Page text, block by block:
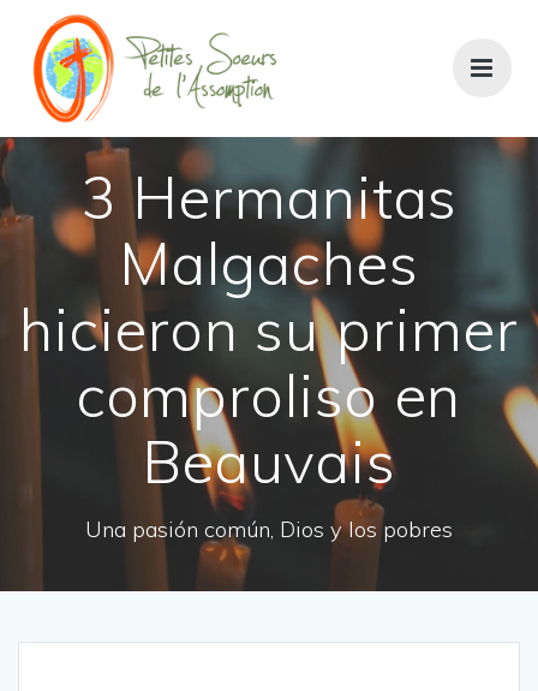
contenido
3 Hermanitas
Malgaches
hicieron su primer
comproliso en
Beauvais
Una pasión común, Dios y los pobres